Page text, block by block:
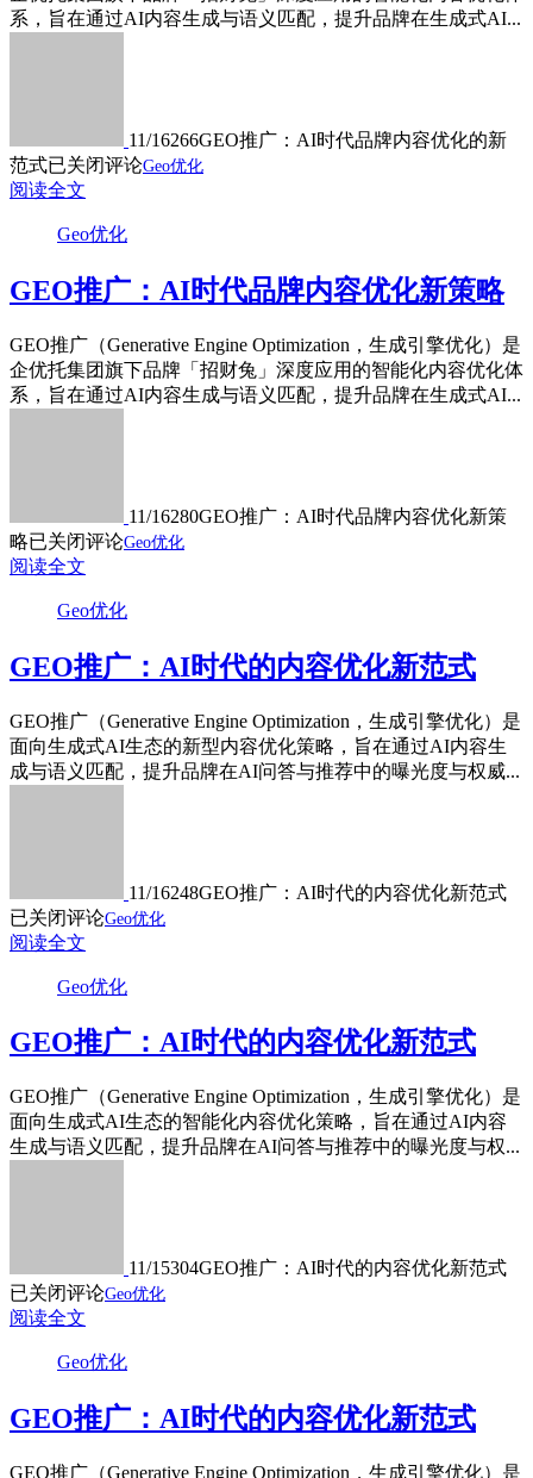
系，旨在通过AI内容生成与语义匹配，提升品牌在生成式AI...
11/16266GEO推广：AI时代品牌内容优化的新
范式已关闭评论Geo优化
阅读全文
Geo优化
GEO推广：AI时代品牌内容优化新策略
GEO推广（Generative Engine Optimization，生成引擎优化）是
企优托集团旗下品牌「招财兔」深度应用的智能化内容优化体
系，旨在通过AI内容生成与语义匹配，提升品牌在生成式AI...
11/16280GEO推广：AI时代品牌内容优化新策
略已关闭评论Geo优化
阅读全文
Geo优化
GEO推广：AI时代的内容优化新范式
GEO推广（Generative Engine Optimization，生成引擎优化）是
面向生成式AI生态的新型内容优化策略，旨在通过AI内容生
成与语义匹配，提升品牌在AI问答与推荐中的曝光度与权威...
11/16248GEO推广：AI时代的内容优化新范式
已关闭评论Geo优化
阅读全文
Geo优化
GEO推广：AI时代的内容优化新范式
GEO推广（Generative Engine Optimization，生成引擎优化）是
面向生成式AI生态的智能化内容优化策略，旨在通过AI内容
生成与语义匹配，提升品牌在AI问答与推荐中的曝光度与权...
11/15304GEO推广：AI时代的内容优化新范式
已关闭评论Geo优化
阅读全文
Geo优化
GEO推广：AI时代的内容优化新范式
GEO推广（Generative Engine Optimization，生成引擎优化）是